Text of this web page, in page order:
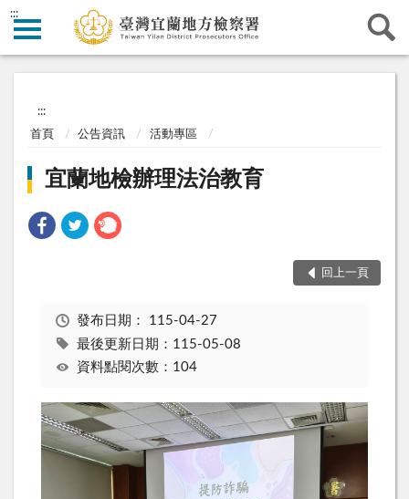
:::
:::
首頁 公告資訊 活動專區
宜蘭地檢辦理法治教育
回上一頁
發布日期： 115-04-27
最後更新日期：115-05-08
資料點閱次數：104